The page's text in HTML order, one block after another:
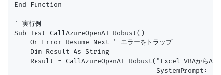
End Function
' 実行例
Sub Test_CallAzureOpenAI_Robust()
    On Error Resume Next ' エラーをトラップ
    Dim Result As String
Result = CallAzureOpenAI_Robust("Excel VBAから
SystemPrompt:="あなた